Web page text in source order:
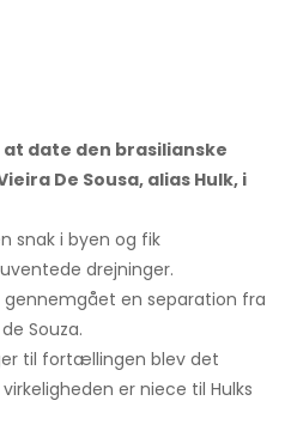
date den brasilianske
De Sousa, alias Hulk, i
snak i byen og fik
drejninger.
gennemgået en separation fra
Souza.
til fortællingen blev det
er niece til Hulks